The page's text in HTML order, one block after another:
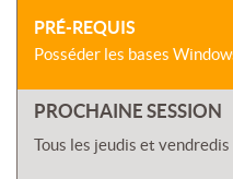
PRÉ-REQUIS
Posséder les bases
PROCHAINE SESSION
Tous les jeudis et vendredis